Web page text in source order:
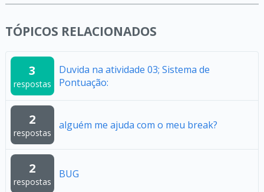
TÓPICOS RELACIONADOS
3
respostas
Duvida na atividade 03; Sistema de
Pontuação:
2
respostas
alguém me ajuda com o meu break?
2
respostas
BUG